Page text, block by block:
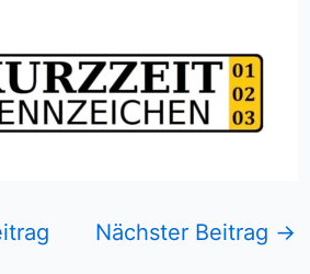
Nächster Beitrag →